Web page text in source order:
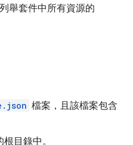
舉套件中所有資源的
檔案，且該檔案包含
目錄中。